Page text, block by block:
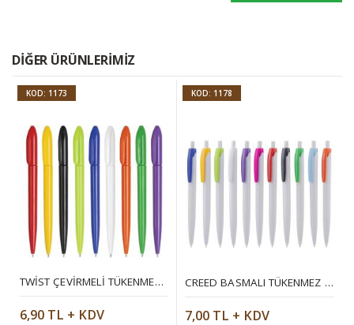
DIĞER ÜRÜNLERIMIZ
KOD: 1173
TWIST ÇEVIRMELI TÜKENMEZ KALEM
6,90 TL + KDV
KOD: 1178
CREED BASMALI TÜKENMEZ KALEM
7,00 TL + KDV